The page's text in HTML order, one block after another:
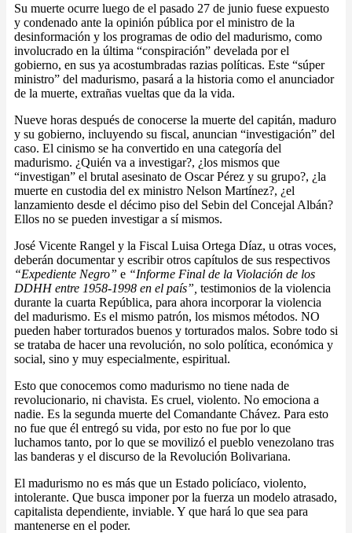
Su muerte ocurre luego de el pasado 27 de junio fuese expuesto
y condenado ante la opinión pública por el ministro de la
desinformación y los programas de odio del madurismo, como
involucrado en la última “conspiración” develada por el
gobierno, en sus ya acostumbradas razias políticas. Este “súper
ministro” del madurismo, pasará a la historia como el anunciador
de la muerte, extrañas vueltas que da la vida.
Nueve horas después de conocerse la muerte del capitán, maduro
y su gobierno, incluyendo su fiscal, anuncian “investigación” del
caso. El cinismo se ha convertido en una categoría del
madurismo. ¿Quién va a investigar?, ¿los mismos que
“investigan” el brutal asesinato de Oscar Pérez y su grupo?, ¿la
muerte en custodia del ex ministro Nelson Martínez?, ¿el
lanzamiento desde el décimo piso del Sebin del Concejal Albán?
Ellos no se pueden investigar a sí mismos.
José Vicente Rangel y la Fiscal Luisa Ortega Díaz, u otras voces,
deberán documentar y escribir otros capítulos de sus respectivos
“Expediente Negro” e “Informe Final de la Violación de los
DDHH entre 1958-1998 en el país”, testimonios de la violencia
durante la cuarta República, para ahora incorporar la violencia
del madurismo. Es el mismo patrón, los mismos métodos. NO
pueden haber torturados buenos y torturados malos. Sobre todo si
se trataba de hacer una revolución, no solo política, económica y
social, sino y muy especialmente, espiritual.
Esto que conocemos como madurismo no tiene nada de
revolucionario, ni chavista. Es cruel, violento. No emociona a
nadie. Es la segunda muerte del Comandante Chávez. Para esto
no fue que él entregó su vida, por esto no fue por lo que
luchamos tanto, por lo que se movilizó el pueblo venezolano tras
las banderas y el discurso de la Revolución Bolivariana.
El madurismo no es más que un Estado policíaco, violento,
intolerante. Que busca imponer por la fuerza un modelo atrasado,
capitalista dependiente, inviable. Y que hará lo que sea para
mantenerse en el poder.